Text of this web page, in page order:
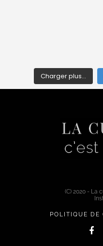
Charger plus…
(C) 2020 - La
POLITIQUE DE